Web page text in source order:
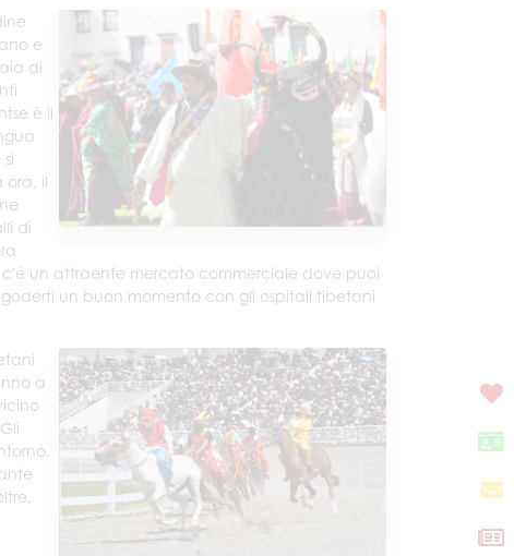
e
di
è il
ora, il
di
c'è un attraente mercato commerciale dove puoi
un buon momento con gli ospitali tibetani
a